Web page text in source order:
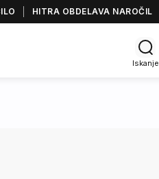
HITRA OBDELAVA NAROČIL
Iskanje